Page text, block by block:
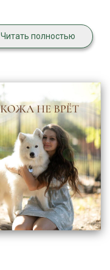
Читать полностью